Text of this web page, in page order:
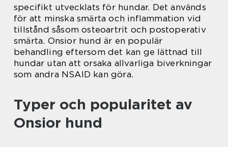
specifikt utvecklats för hundar. Det används
för att minska smärta och inflammation vid
tillstånd såsom osteoartrit och postoperativ
smärta. Onsior hund är en populär
behandling eftersom det kan ge lättnad till
hundar utan att orsaka allvarliga biverkningar
som andra NSAID kan göra.
Typer och popularitet av
Onsior hund